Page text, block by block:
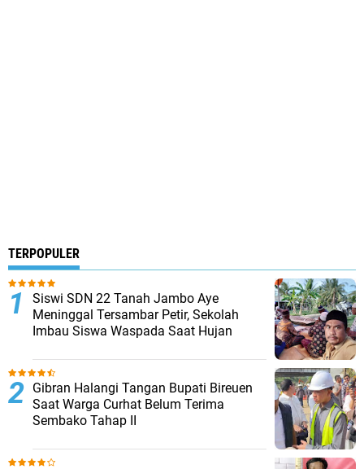
TERPOPULER
Siswi SDN 22 Tanah Jambo Aye
Meninggal Tersambar Petir, Sekolah
Imbau Siswa Waspada Saat Hujan
Gibran Halangi Tangan Bupati Bireuen
Saat Warga Curhat Belum Terima
Sembako Tahap II